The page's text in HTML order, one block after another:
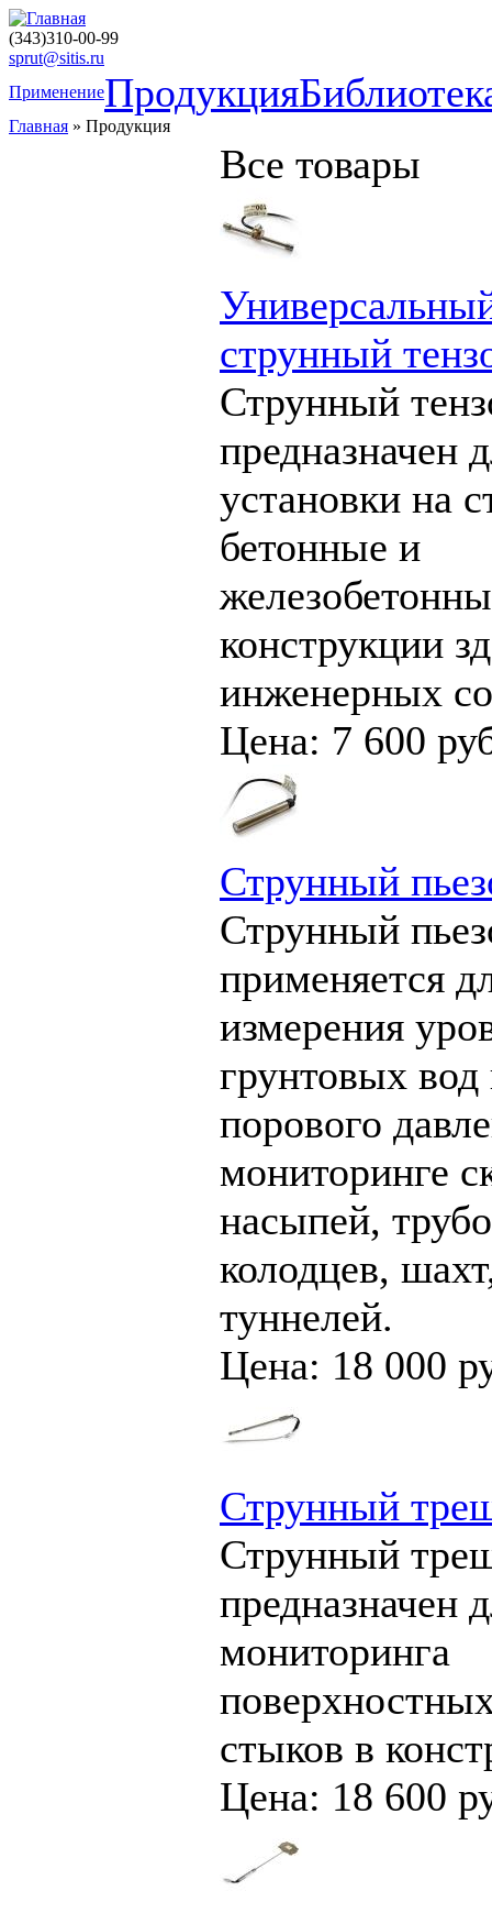
(343)310-00-99
sprut@sitis.ru
ПрименениеПродукция
Главная » Продукция
Все товары
струнный
Струнный
предназначен
установки на
бетонные и
конструкции
инженерных
Цена: 7 600
Струнный
Струнный
применяется
измерения
грунтовых вод
порового
мониторинге
насыпей,
колодцев,
туннелей.
Цена: 18 000
Струнный
Струнный
предназначен
мониторинга
стыков в
Цена: 18 600